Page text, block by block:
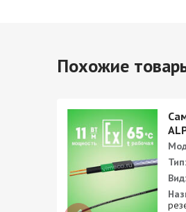
Похожие
Тип:
Вид: